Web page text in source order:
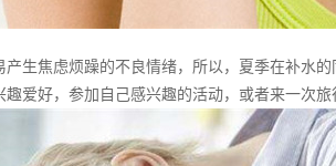
生焦虑烦躁的不良情绪，所以，夏季在补水
爱好，参加自己感兴趣的活动，或者来一次旅